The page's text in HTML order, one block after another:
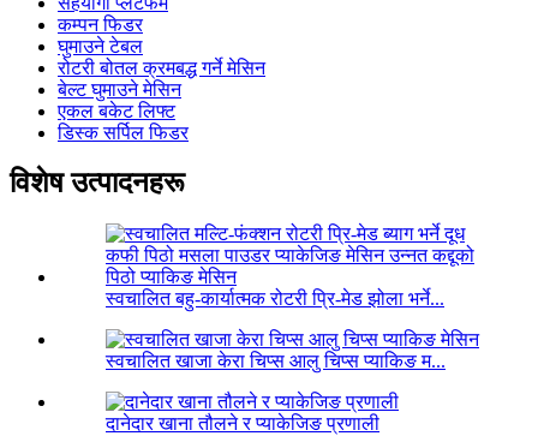
कम्पन फिडर
घुमाउने टेबल
रोटरी बोतल क्रमबद्ध गर्ने मेसिन
बेल्ट घुमाउने मेसिन
एकल बकेट लिफ्ट
डिस्क सर्पिल फिडर
विशेष उत्पादनहरू
स्वचालित बहु-कार्यात्मक रोटरी प्रि-मेड झोला भर्ने...
स्वचालित खाजा केरा चिप्स आलु चिप्स प्याकिङ म...
दानेदार खाना तौलने र प्याकेजिङ प्रणाली